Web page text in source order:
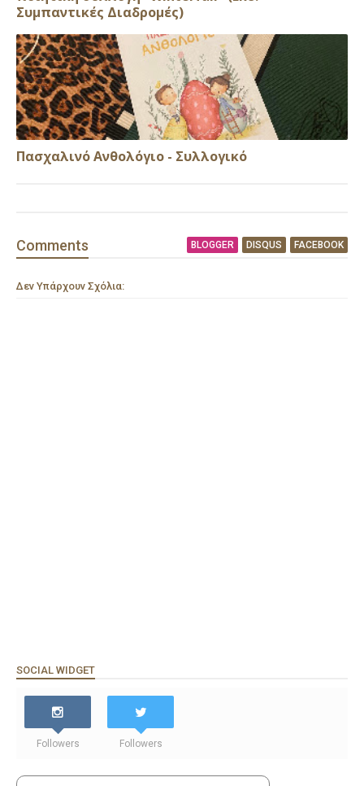
Συμπαντικές Διαδρομές)
Πασχαλινό Ανθολόγιο - Συλλογικό
Comments BLOGGER DISQUS FACEBOOK
Δεν Υπάρχουν Σχόλια:
SOCIAL WIDGET
Followers Followers